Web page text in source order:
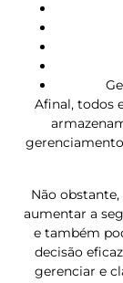
Afinal, todos
Não
aumentar a
e também
decisão
gerenciar e